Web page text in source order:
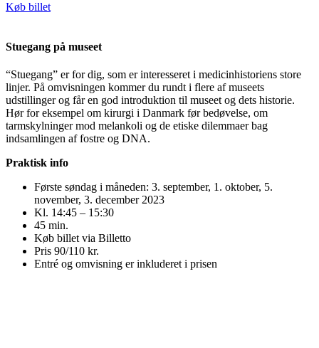
Køb billet
Stuegang på museet
“Stuegang” er for dig, som er interesseret i medicinhistoriens store
linjer. På omvisningen kommer du rundt i flere af museets
udstillinger og får en god introduktion til museet og dets historie.
Hør for eksempel om kirurgi i Danmark før bedøvelse, om
tarmskylninger mod melankoli og de etiske dilemmaer bag
indsamlingen af fostre og DNA.
Praktisk info
Første søndag i måneden: 3. september, 1. oktober, 5.
november, 3. december 2023
Kl. 14:45 – 15:30
45 min.
Køb billet via Billetto
Pris 90/110 kr.
Entré og omvisning er inkluderet i prisen